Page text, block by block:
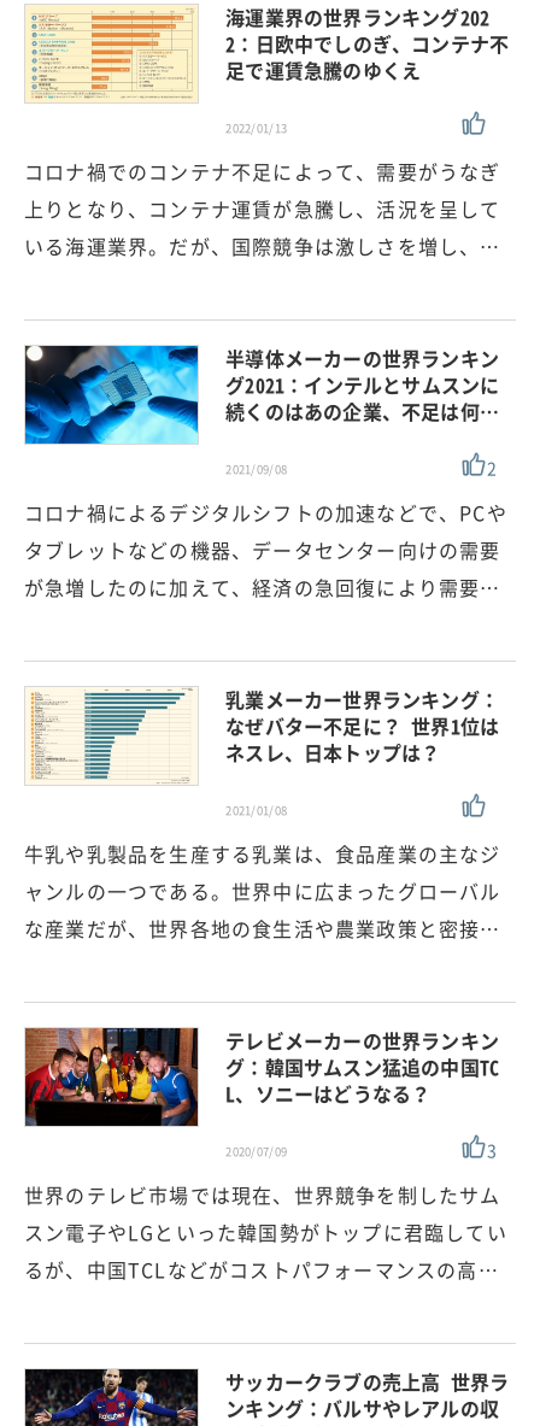
海運業界の世界ランキング202
2：日欧中でしのぎ、コンテナ不
足で運賃急騰のゆくえ
2022/01/13
コロナ禍でのコンテナ不足によって、需要がうなぎ
上りとなり、コンテナ運賃が急騰し、活況を呈して
いる海運業界。だが、国際競争は激しさを増し、…
半導体メーカーの世界ランキン
グ2021：インテルとサムスンに
続くのはあの企業、不足は何…
2021/09/08 2
コロナ禍によるデジタルシフトの加速などで、PCや
タブレットなどの機器、データセンター向けの需要
が急増したのに加えて、経済の急回復により需要…
乳業メーカー世界ランキング：
なぜバター不足に？ 世界1位は
ネスレ、日本トップは？
2021/01/08
牛乳や乳製品を生産する乳業は、食品産業の主なジ
ャンルの一つである。世界中に広まったグローバル
な産業だが、世界各地の食生活や農業政策と密接…
テレビメーカーの世界ランキン
グ：韓国サムスン猛追の中国TC
L、ソニーはどうなる？
2020/07/09 3
世界のテレビ市場では現在、世界競争を制したサム
スン電子やLGといった韓国勢がトップに君臨してい
るが、中国TCLなどがコストパフォーマンスの高…
サッカークラブの売上高 世界ラ
ンキング：バルサやレアルの収